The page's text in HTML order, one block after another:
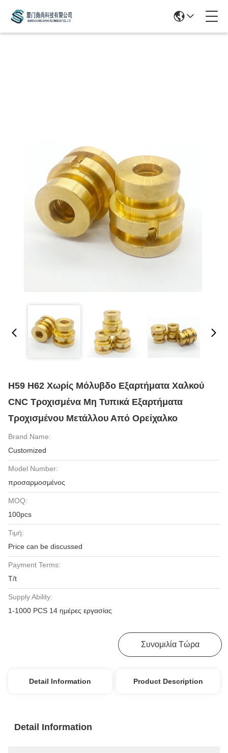
H59 H62 Χωρίς Μόλυβδο Εξαρτήματα Χαλκού
CNC Τροχισμένα Μη Τυπικά Εξαρτήματα
Τροχισμένου Μετάλλου Από Ορείχαλκο
Brand Name:
Customized
Model Number:
προσαρμοσμένος
MOQ:
100pcs
Τιμή:
Price can be discussed
Payment Terms:
T/t
Supply Ability:
1-1000 PCS 14 ημέρες εργασίας
Συνομιλία Τώρα
Detail Information Product Description
Detail Information